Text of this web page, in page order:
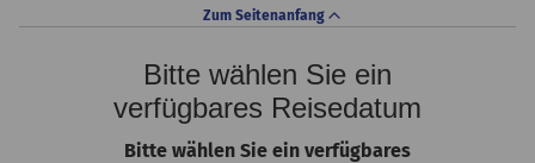
Zum Seitenanfang
Bitte wählen Sie ein
verfügbares Reisedatum
Bitte wählen Sie ein verfügbares